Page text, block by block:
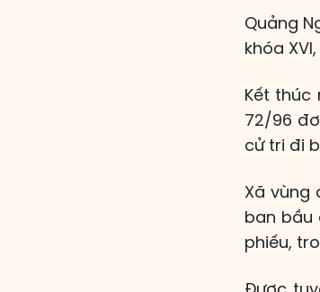
Quảng
khóa
Kết thúc
72/96
cử tri đi
Xã vùng
ban bầu
phiếu,